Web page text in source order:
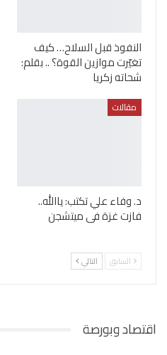
النفوذ قبل السلاح… كيف
تغيّرت موازين القوة؟ .. بقلم:
شحاته زكريا
مقالات
د. وفاء علي تكتب: ياالله..
فازت غزة فى ميتشجن
السابق التالي
اقتصاد وبورصة